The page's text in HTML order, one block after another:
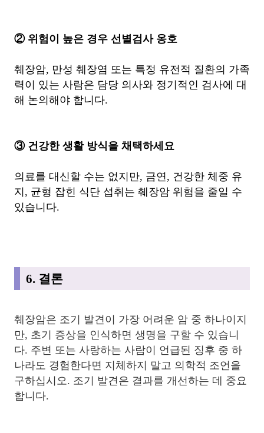
② 위험이 높은 경우 선별검사 옹호
췌장암, 만성 췌장염 또는 특정 유전적 질환의 가족
력이 있는 사람은 담당 의사와 정기적인 검사에 대
해 논의해야 합니다.
③ 건강한 생활 방식을 채택하세요
의료를 대신할 수는 없지만, 금연, 건강한 체중 유
지, 균형 잡힌 식단 섭취는 췌장암 위험을 줄일 수
있습니다.
6. 결론
췌장암은 조기 발견이 가장 어려운 암 중 하나이지
만, 초기 증상을 인식하면 생명을 구할 수 있습니
다. 주변 또는 사랑하는 사람이 언급된 징후 중 하
나라도 경험한다면 지체하지 말고 의학적 조언을
구하십시오. 조기 발견은 결과를 개선하는 데 중요
합니다.